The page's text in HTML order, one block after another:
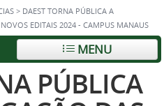
> DAEST TORNA PÚBLICA A
EDITAIS 2024 - CAMPUS MANAUS
MENU
PÚBLICA